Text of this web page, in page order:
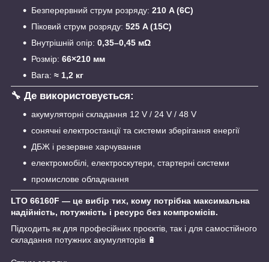
Безперервний струм розряду: 210 A (6C)
Піковий струм розряду: 525 A (15C)
Внутрішній опір: 0,35–0,45 мΩ
Розмір: 66×210 мм
Вага: ≈ 1,2 кг
🔧 Де використовується:
акумуляторні складання 12 V / 24 V / 48 V
сонячні електростанції та системи зберігання енергії
ДБЖ і резервне харчування
електромобілі, електроскутери, стартерні системи
промислове обладнання
LTO 66160F — це вибір тих, кому потрібна максимальна
надійність, потужність і ресурс без компромісів.
Підходить як для професійних проєктів, так і для самостійного
складання потужних акумуляторів 🔋